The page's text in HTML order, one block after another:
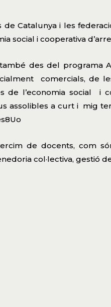
Catalunya i les
social i cooperativa
des del programa
comercials, de
de l’economia social i
assolibles a curt i mig
de docents, com
col·lectiva, gestió